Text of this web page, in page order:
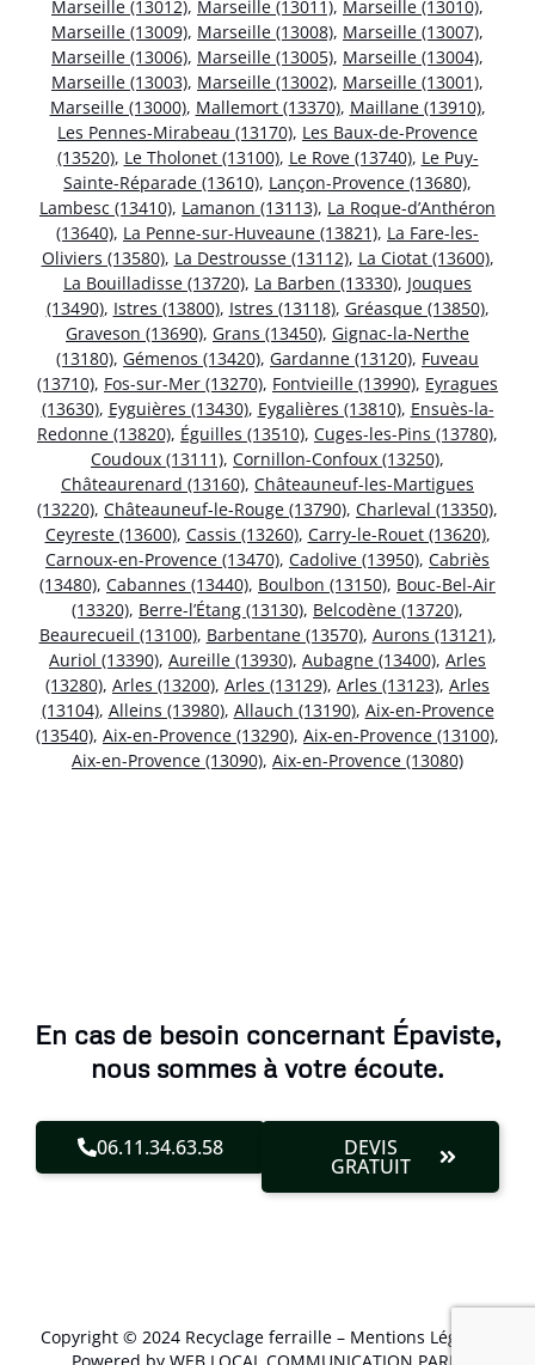
Marseille (13012), Marseille (13011), Marseille (13010),
Marseille (13009), Marseille (13008), Marseille (13007),
Marseille (13006), Marseille (13005), Marseille (13004),
Marseille (13003), Marseille (13002), Marseille (13001),
Marseille (13000), Mallemort (13370), Maillane (13910),
Les Pennes-Mirabeau (13170), Les Baux-de-Provence
(13520), Le Tholonet (13100), Le Rove (13740), Le Puy-
Sainte-Réparade (13610), Lançon-Provence (13680),
Lambesc (13410), Lamanon (13113), La Roque-d’Anthéron
(13640), La Penne-sur-Huveaune (13821), La Fare-les-
Oliviers (13580), La Destrousse (13112), La Ciotat (13600),
La Bouilladisse (13720), La Barben (13330), Jouques
(13490), Istres (13800), Istres (13118), Gréasque (13850),
Graveson (13690), Grans (13450), Gignac-la-Nerthe
(13180), Gémenos (13420), Gardanne (13120), Fuveau
(13710), Fos-sur-Mer (13270), Fontvieille (13990), Eyragues
(13630), Eyguières (13430), Eygalières (13810), Ensuès-la-
Redonne (13820), Éguilles (13510), Cuges-les-Pins (13780),
Coudoux (13111), Cornillon-Confoux (13250),
Châteaurenard (13160), Châteauneuf-les-Martigues
(13220), Châteauneuf-le-Rouge (13790), Charleval (13350),
Ceyreste (13600), Cassis (13260), Carry-le-Rouet (13620),
Carnoux-en-Provence (13470), Cadolive (13950), Cabriès
(13480), Cabannes (13440), Boulbon (13150), Bouc-Bel-Air
(13320), Berre-l’Étang (13130), Belcodène (13720),
Beaurecueil (13100), Barbentane (13570), Aurons (13121),
Auriol (13390), Aureille (13930), Aubagne (13400), Arles
(13280), Arles (13200), Arles (13129), Arles (13123), Arles
(13104), Alleins (13980), Allauch (13190), Aix-en-Provence
(13540), Aix-en-Provence (13290), Aix-en-Provence (13100),
Aix-en-Provence (13090), Aix-en-Provence (13080)
En cas de besoin concernant Épaviste,
nous sommes à votre écoute.
06.11.34.63.58 DEVIS
GRATUIT
Copyright © 2024 Recyclage ferraille – Mentions Légales